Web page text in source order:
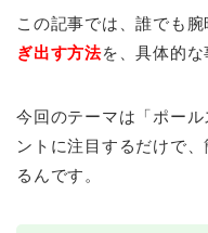
この記事では、誰でも
ぎ出す方法を、具体的な
今回のテーマは「ポー
ントに注目するだけで
るんです。